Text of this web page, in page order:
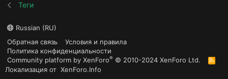
Теги
Russian (RU)
Обратная связь
Условия и правила
Политика конфиденциальности
Community platform by XenForo® © 2010-2024 XenForo Ltd.
R
S
Локализация от XenForo.Info